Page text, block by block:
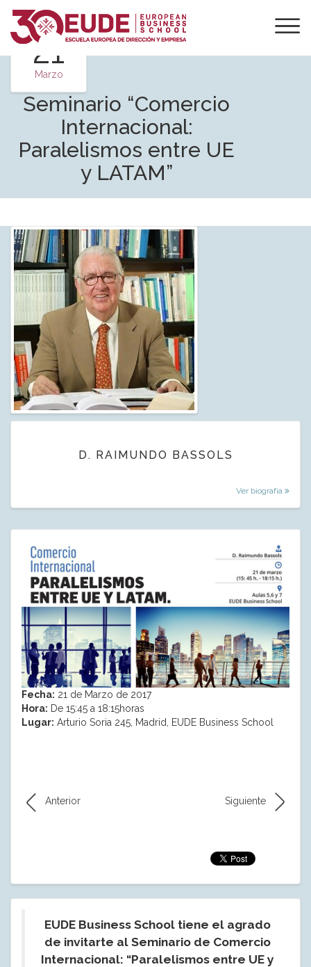
21
Marzo
Seminario “Comercio
Internacional:
Paralelismos entre UE
y LATAM”
D. RAIMUNDO BASSOLS
Ver biografía
Fecha: 21 de Marzo de 2017
Hora: De 15:45 a 18:15horas
Lugar: Arturio Soria 245, Madrid, EUDE Business School
Anterior Siguiente
EUDE Business School tiene el agrado
de invitarte al Seminario de Comercio
Internacional: “Paralelismos entre UE y